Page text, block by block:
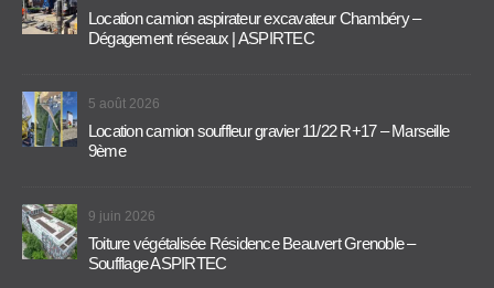
Location camion aspirateur excavateur Chambéry –
Dégagement réseaux | ASPIRTEC
5 août 2026
Location camion souffleur gravier 11/22 R+17 – Marseille
9ème
9 juin 2026
Toiture végétalisée Résidence Beauvert Grenoble –
Soufflage ASPIRTEC